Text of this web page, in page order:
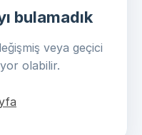
bulamadık
veya geçici
olabilir.